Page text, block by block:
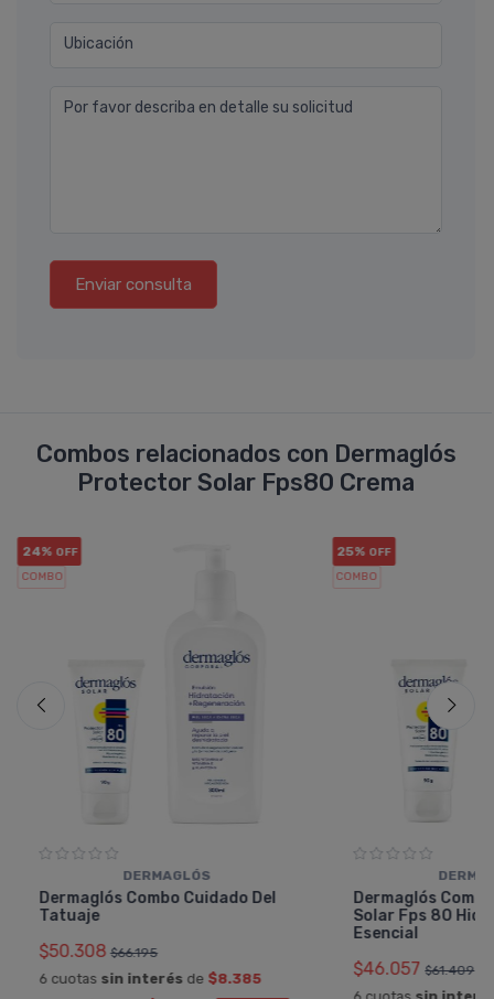
Ubicación
Por favor describa en detalle su solicitud
Enviar consulta
Combos relacionados con Dermaglós
Protector Solar Fps80 Crema
24% OFF
COMBO
DERMAGLÓS
Dermaglós Combo Cuidado Del
Tatuaje
$50.308 $66.195
6 cuotas sin interésde $8.385
25% OFF
COMBO
Dermaglós
Solar Fps 80
Esencial
$46.057 $61.409